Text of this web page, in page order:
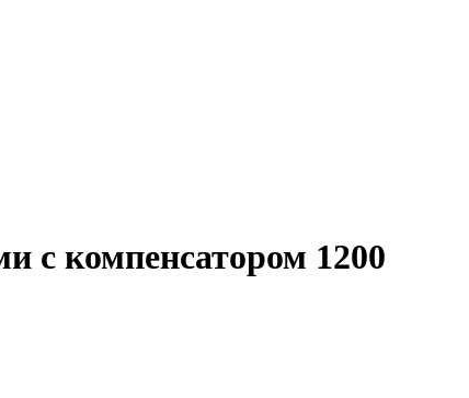
с компенсатором 1200